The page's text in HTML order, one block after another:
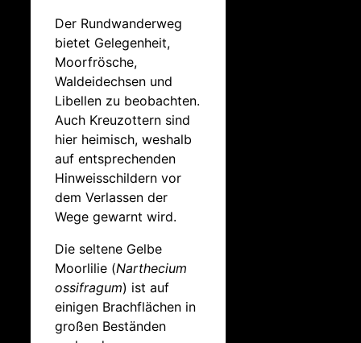
Der Rundwanderweg
bietet Gelegenheit,
Moorfrösche,
Waldeidechsen und
Libellen zu beobachten.
Auch Kreuzottern sind
hier heimisch, weshalb
auf entsprechenden
Hinweisschildern vor
dem Verlassen der
Wege gewarnt wird.
Die seltene Gelbe
Moorlilie (Narthecium
ossifragum) ist auf
einigen Brachflächen in
großen Beständen